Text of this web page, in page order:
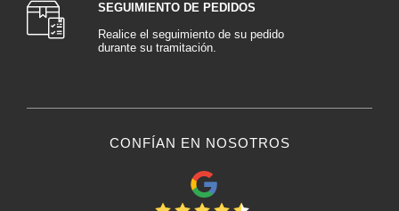
SEGUIMIENTO DE PEDIDOS
Realice el seguimiento de su pedido
durante su tramitación.
CONFÍAN EN NOSOTROS